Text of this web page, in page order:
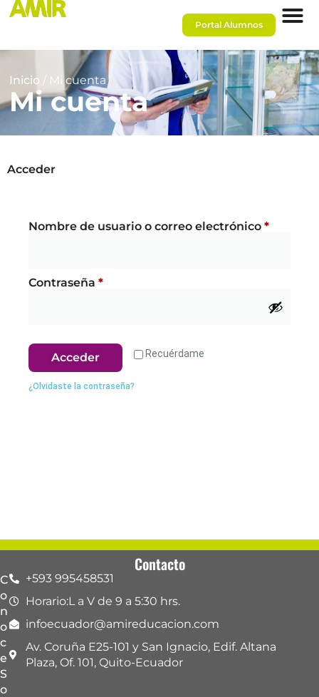
Portal Alumnos
Inicio / Mi cuenta
Mi cuenta
Acceder
Nombre de usuario o correo electrónico *
Contraseña *
Recuérdame
Acceder
¿Olvidaste la contraseña?
C
o
n
o
c
e
S
o
Contacto
+593 995458531
Horario:L a V de 9 a 5:30 hrs.
infoecuador@amireducacion.com
Av. Coruña E25-101 y San Ignacio, Edif. Altana
Plaza, Of. 101, Quito-Ecuador